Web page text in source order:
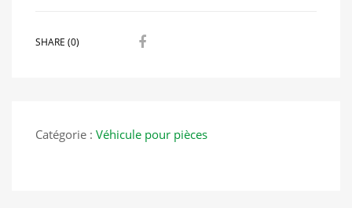
SHARE (0)
Catégorie : Véhicule pour pièces